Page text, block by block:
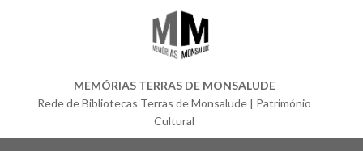
MEMÓRIAS TERRAS DE MONSALUDE
Rede de Bibliotecas Terras de Monsalude | Património
Cultural